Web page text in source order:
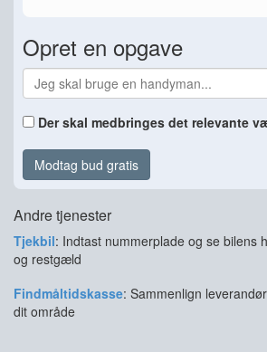
Opret en opgave
Der skal medbringes det relevante
Modtag bud gratis
Andre tjenester
Tjekbil: Indtast nummerplade og se bilens
og restgæld
Findmåltidskasse: Sammenlign
dit område